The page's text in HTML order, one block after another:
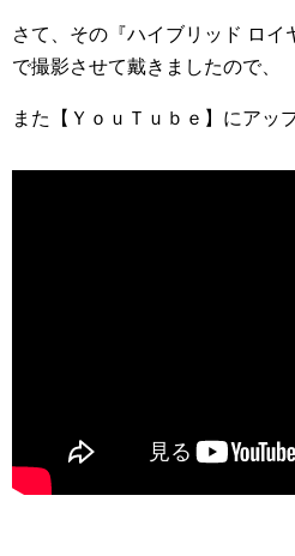
さて、その『ハイブリッド ロ
で撮影させて戴きましたので、
また【ＹｏｕＴｕｂｅ】にアッ